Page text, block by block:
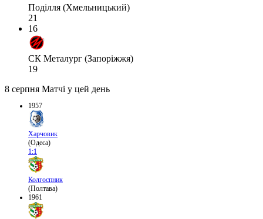
Поділля (Хмельницький)
21
16
СК Металург (Запоріжжя)
19
8 серпня Матчі у цей день
1957
Харчовик
(Одеса)
1:1
Колгоспник
(Полтава)
1961